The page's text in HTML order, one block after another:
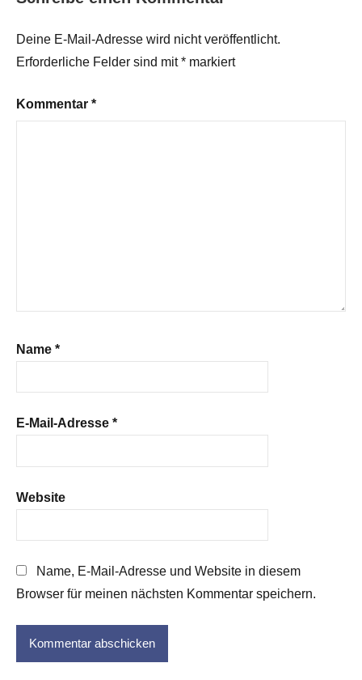
Deine E-Mail-Adresse wird nicht veröffentlicht.
Erforderliche Felder sind mit* markiert
Kommentar *
Name *
E-Mail-Adresse *
Website
Name, E-Mail-Adresse und Website in diesem
Browser für meinen nächsten Kommentar speichern.